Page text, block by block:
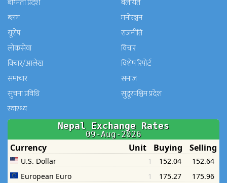
बाग्मती प्रदेश
बेलायत
ब्लग
मनाेरञ्जन
यूरोप
राजनीति
लोकसेवा
विचार
विचार/आलेख
विशेष रिपोर्ट
समाचार
समाज
सुचना प्रविधि
सुदूरपश्चिम प्रदेश
स्वास्थ्य